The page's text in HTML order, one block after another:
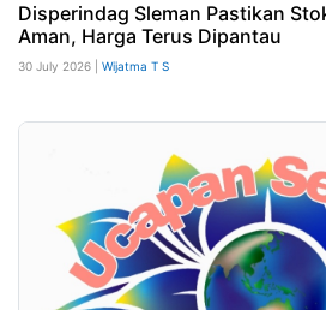
Disperindag Sleman Pastikan
Aman, Harga Terus Dipantau
30 July 2026 | Wijatma T S